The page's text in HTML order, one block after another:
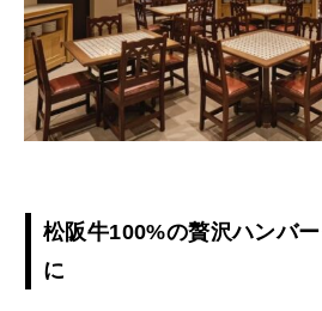
松阪牛100%の贅沢ハンバ
に